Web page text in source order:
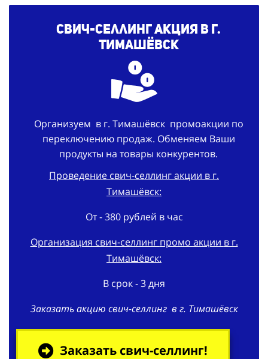
Свич-селлинг акция в г.
Тимашёвск
Организуем в г. Тимашёвск промоакции по
переключению продаж. Обменяем Ваши
продукты на товары конкурентов.
Проведение свич-селлинг акции в г.
Тимашёвск:
От - 380 рублей в час
Организация свич-селлинг промо акции в г.
Тимашёвск:
В срок - 3 дня
Заказатьакцию свич-селлинг в г. Тимашёвск
Заказать свич-селлинг!